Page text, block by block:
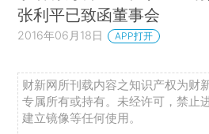
张利平已致函董事会
2016年06月18日 APP打开
财新网所刊载内容之知识产权为财
专属所有或持有。未经许可，禁止
建立镜像等任何使用。